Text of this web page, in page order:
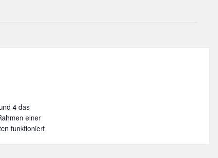
4 das
einer
funktioniert